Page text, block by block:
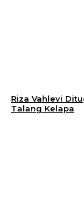
Riza Vahlevi
Talang Kelapa